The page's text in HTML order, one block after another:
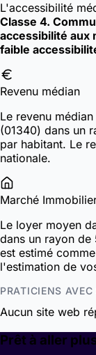
L'accessibilité
Classe 4.
accessibilité aux
faible
Revenu médian
Le revenu
(01340) dans un
par habitant. Le
nationale.
Marché
Le loyer moyen
dans un rayon de
est estimé
l'estimation de
PRATICIENS AVEC
Aucun site web
Prêt à aller